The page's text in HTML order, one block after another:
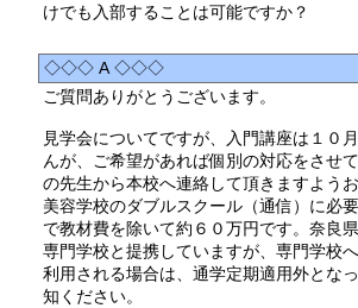
けでも入部することは可能ですか？
◇◇◇ A ◇◇◇
ご質問ありがとうございます。
見学会についてですが、入門講座は１０
んが、ご希望があれば個別の対応をさせ
の先生から本校へ連絡して頂きますようお
美容学校のダブルスクール（通信）に必
で教材費を除いて約６０万円です。奈良
専門学校と提携していますが、専門学校
利用される場合は、通学定期適用外とな
知ください。